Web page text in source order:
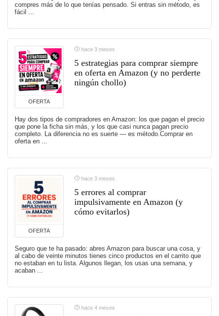
compres más de lo que tenías pensado. Si entras sin método, es
fácil ...
OFERTA
hace 3 meses
5 estrategias para comprar siempre
en oferta en Amazon (y no perderte
ningún chollo)
Hay dos tipos de compradores en Amazon: los que pagan el precio
que pone la ficha sin más, y los que casi nunca pagan precio
completo. La diferencia no es suerte — es método.Comprar en
oferta en ...
OFERTA
hace 3 meses
5 errores al comprar
impulsivamente en Amazon (y
cómo evitarlos)
Seguro que te ha pasado: abres Amazon para buscar una cosa, y
al cabo de veinte minutos tienes cinco productos en el carrito que
no estaban en tu lista. Algunos llegan, los usas una semana, y
acaban ...
hace 4 meses